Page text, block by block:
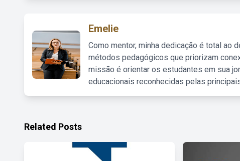
Emelie
Como mentor, minha dedicação é total ao
métodos pedagógicos que priorizam
missão é orientar os estudantes em sua
educacionais reconhecidas pelas
Related Posts